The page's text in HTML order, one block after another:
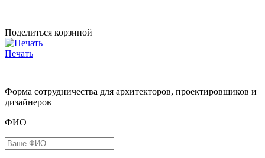
Поделиться корзиной
Печать
Форма сотрудничества для архитекторов, проектировщиков и
дизайнеров
ФИО